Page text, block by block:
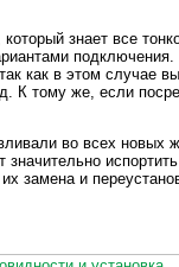
знает все
как в этом случае
К тому же, если
во всех новых
замена и